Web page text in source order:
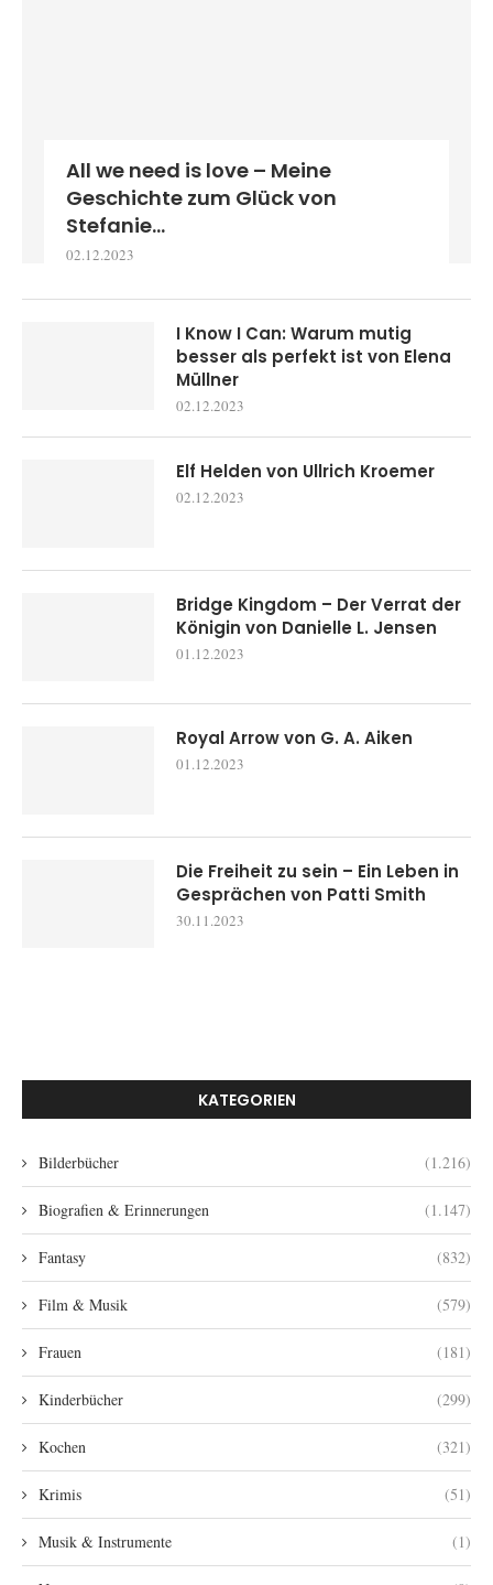
All we need is love – Meine
Geschichte zum Glück von
Stefanie...
02.12.2023
I Know I Can: Warum mutig
besser als perfekt ist von Elena
Müllner
02.12.2023
Elf Helden von Ullrich Kroemer
02.12.2023
Bridge Kingdom – Der Verrat der
Königin von Danielle L. Jensen
01.12.2023
Royal Arrow von G. A. Aiken
01.12.2023
Die Freiheit zu sein – Ein Leben in
Gesprächen von Patti Smith
30.11.2023
KATEGORIEN
Bilderbücher (1.216)
Biografien & Erinnerungen (1.147)
Fantasy (832)
Film & Musik (579)
Frauen (181)
Kinderbücher (299)
Kochen (321)
Krimis (51)
Musik & Instrumente (1)